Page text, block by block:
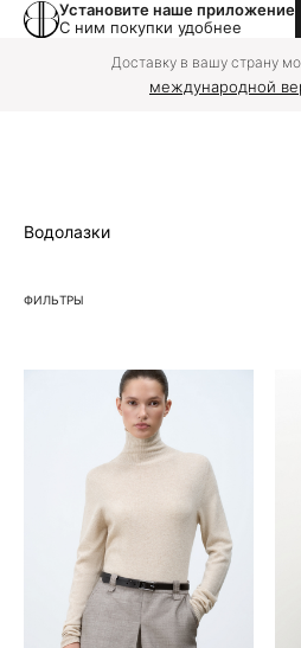
Установите наше приложение
С ним покупки удобнее
Доставку в вашу страну
международной
Водолазки
ФИЛЬТРЫ